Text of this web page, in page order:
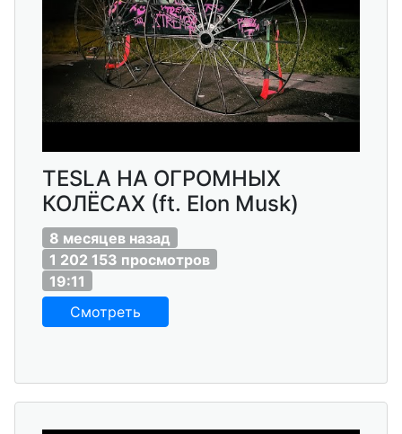
TESLA НА ОГРОМНЫХ
КОЛЁСАХ (ft. Elon Musk)
8 месяцев назад
1 202 153 просмотров
19:11
Смотреть